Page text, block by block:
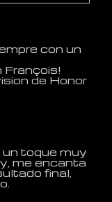
con un
François!
de Honor
toque muy
me encanta
final,